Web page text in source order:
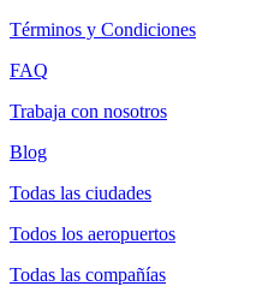
Términos y Condiciones
FAQ
Trabaja con nosotros
Blog
Todas las ciudades
Todos los aeropuertos
Todas las compañías